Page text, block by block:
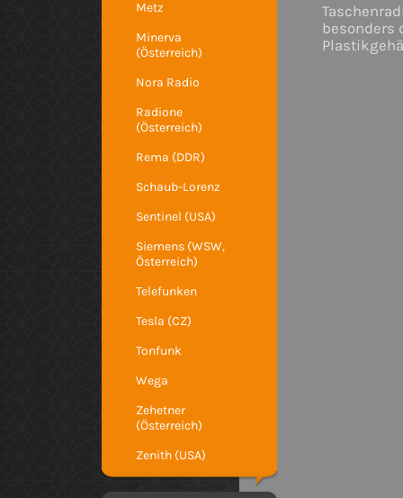
Metz
Minerva
(Österreich)
Nora Radio
Radione
(Österreich)
Rema (DDR)
Schaub-Lorenz
Sentinel (USA)
Siemens (WSW,
Österreich)
Telefunken
Tesla (CZ)
Tonfunk
Wega
Zehetner
(Österreich)
Zenith (USA)
besonders